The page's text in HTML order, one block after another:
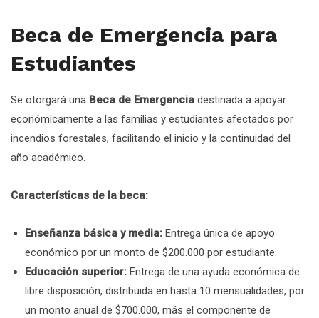
Beca de Emergencia para
Estudiantes
Se otorgará una Beca de Emergencia destinada a apoyar
económicamente a las familias y estudiantes afectados por
incendios forestales, facilitando el inicio y la continuidad del
año académico.
Características de la beca:
Enseñanza básica y media: Entrega única de apoyo
económico por un monto de $200.000 por estudiante.
Educación superior: Entrega de una ayuda económica de
libre disposición, distribuida en hasta 10 mensualidades, por
un monto anual de $700.000, más el componente de